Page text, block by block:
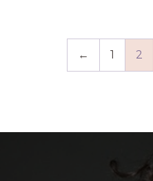
← 1 2